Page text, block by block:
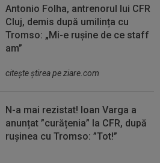
Antonio Folha, antrenorul lui CFR
Cluj, demis după umilința cu
Tromso: „Mi-e rușine de ce staff
am”
citeşte ştirea pe ziare.com
N-a mai rezistat! Ioan Varga a
anunțat ”curățenia” la CFR, după
rușinea cu Tromso: ”Tot!”